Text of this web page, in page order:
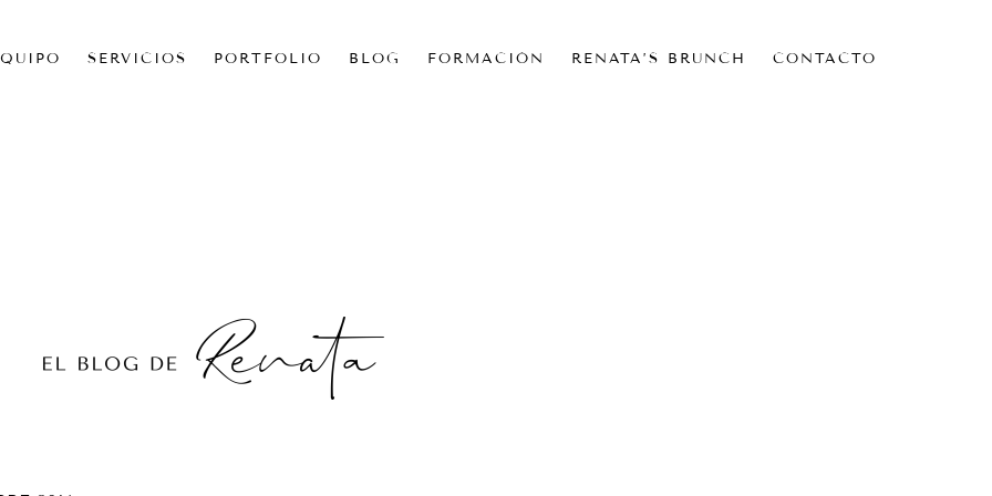
SERVICIOS PORTFOLIO BLOG FORMACIÓN RENATA’S BRUNCH CONTACTO